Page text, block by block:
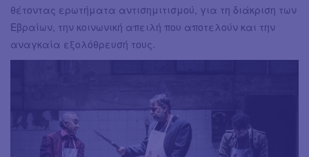
θέτοντας ερωτήματα αντισημιτισμού, για τη διάκριση των
Εβραίων, την κοινωνική απειλή που αποτελούν και την
αναγκαία εξολόθρευσή τους.